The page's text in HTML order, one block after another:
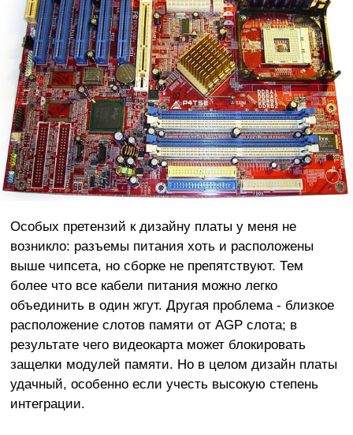
Особых претензий к дизайну платы у меня не
возникло: разъемы питания хоть и расположены
выше чипсета, но сборке не препятствуют. Тем
более что все кабели питания можно легко
объединить в один жгут. Другая проблема - близкое
расположение слотов памяти от AGP слота; в
результате чего видеокарта может блокировать
защелки модулей памяти. Но в целом дизайн платы
удачный, особенно если учесть высокую степень
интеграции.